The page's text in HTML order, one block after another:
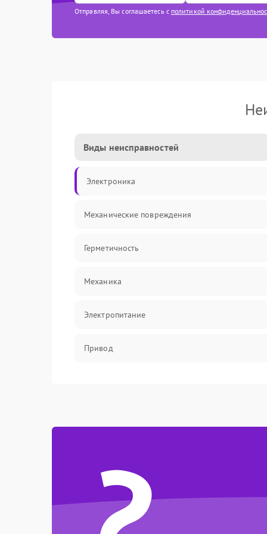
Отправляя, Вы соглашаетесь с политикой
Виды неисправностей
Электроника
Механические повреждения
Герметичность
Механика
Электропитание
Привод